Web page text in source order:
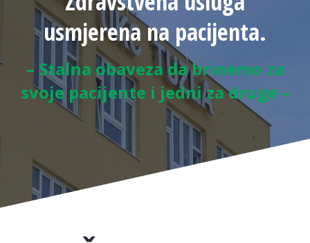
usmjerena na pacijenta.
– Stalna obaveza da brinemo za
svoje pacijente i jedni za druge –